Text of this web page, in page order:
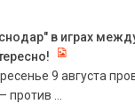
в играх
9 августа
...